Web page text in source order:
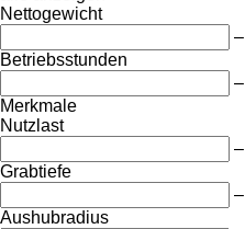
Nettogewicht
–
Betriebsstunden
–
Merkmale
Nutzlast
–
Grabtiefe
–
Aushubradius